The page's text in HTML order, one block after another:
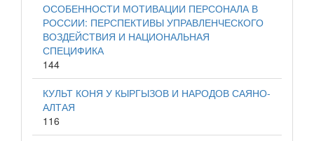
ОСОБЕННОСТИ МОТИВАЦИИ ПЕРСОНАЛА В
РОССИИ: ПЕРСПЕКТИВЫ УПРАВЛЕНЧЕСКОГО
ВОЗДЕЙСТВИЯ И НАЦИОНАЛЬНАЯ
СПЕЦИФИКА
144
КУЛЬТ КОНЯ У КЫРГЫЗОВ И НАРОДОВ САЯНО-
АЛТАЯ
116